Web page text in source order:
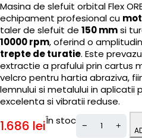
Masina de slefuit orbital Flex
echipament profesional cu
taler de slefuit de 150 mmsi
10000 rpm, oferind o
trepte de turatie. Este
extractie a prafului prin cartus
velcro pentru hartia abraziva,
lemnului si metalului in aplicatii
excelenta si vibratii reduse.
1.686 leiÎn stoc